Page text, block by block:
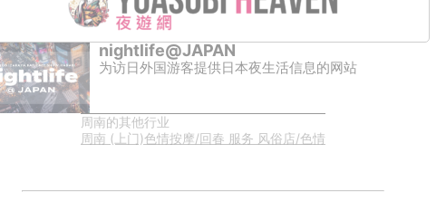
nightlife@JAPAN
为访日外国游客提供日本夜生活信息的网站
周南的其他行业
周南 (上门)色情按摩/回春 服务 风俗店/色情